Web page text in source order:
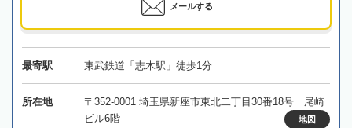
メールする
最寄駅 東武鉄道「志木駅」徒歩1分
所在地
〒352-0001 埼玉県新座市東北二丁目30番18号 尾崎
ビル6階
地図